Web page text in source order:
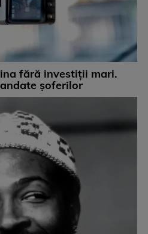
fără investiții mari.
șoferilor